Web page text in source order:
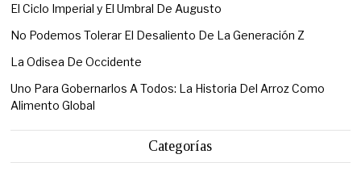
El Ciclo Imperial y El Umbral De Augusto
No Podemos Tolerar El Desaliento De La Generación Z
La Odisea De Occidente
Uno Para Gobernarlos A Todos: La Historia Del Arroz Como
Alimento Global
Categorías